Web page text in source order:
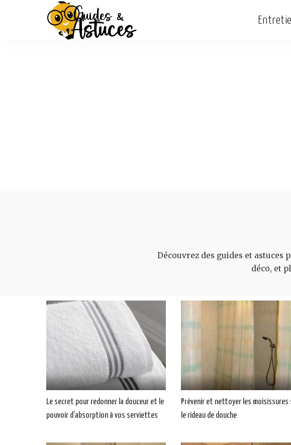
Découvrez des guides et astuces
déco, et
Le secret pour redonner la douceur et le
pouvoir d’absorption à vos serviettes
Prévenir et nettoyer les moisissures
le rideau de douche